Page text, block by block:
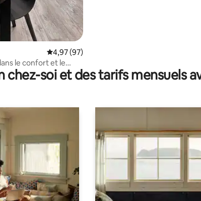
Évaluation moyenne sur la base de 97
4,97 (97)
le confort et le
chez-soi et des tarifs mensuels